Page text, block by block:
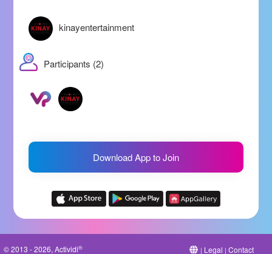
kinayentertainment
Participants (2)
Download App to Join
© 2013 - 2026, Actividi® | Legal | Contact